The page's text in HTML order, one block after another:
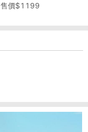
售價$1199